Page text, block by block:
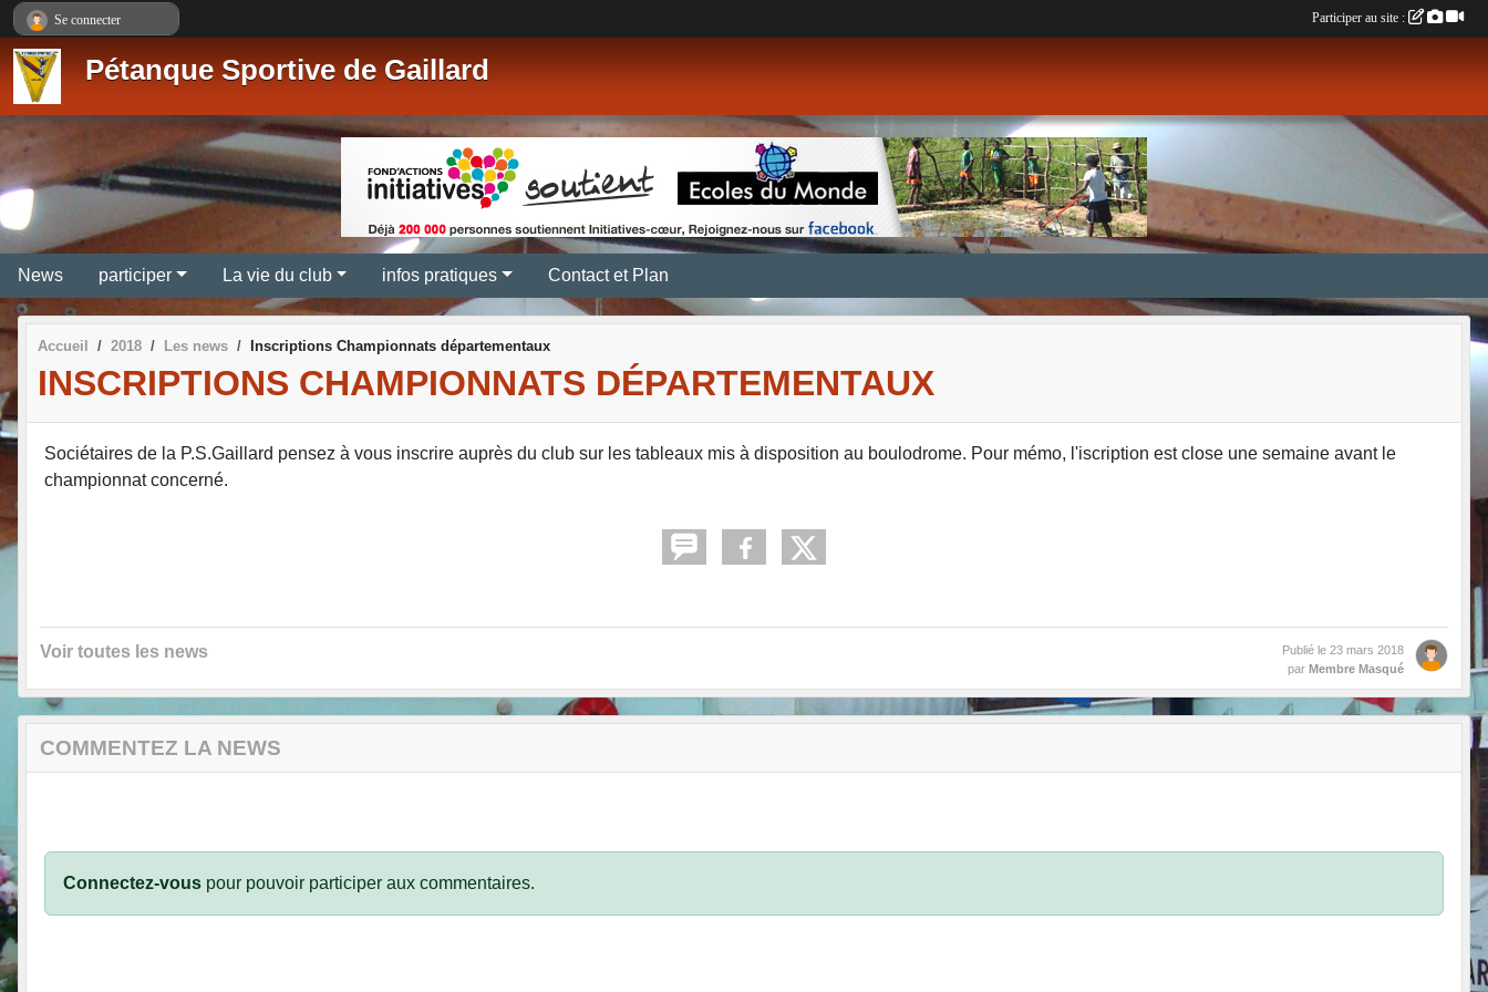
Pétanque Sportive de Gaillard
News participer La vie du club infos pratiques Contact et Plan
Accueil 2018 Les news Inscriptions Championnats départementaux
INSCRIPTIONS CHAMPIONNATS DÉPARTEMENTAUX
Sociétaires de la P.S.Gaillard pensez à vous inscrire auprès du club sur les tableaux mis à disposition au boulodrome. Pour mémo, l'iscription est close une semaine avant le
championnat concerné.
Voir toutes les news Publié le 23 mars 2018
par Membre Masqué
COMMENTEZ LA NEWS
Connectez-vous pour pouvoir participer aux commentaires.
Se connecter Participer au site :
Panneau de gestion des cookies